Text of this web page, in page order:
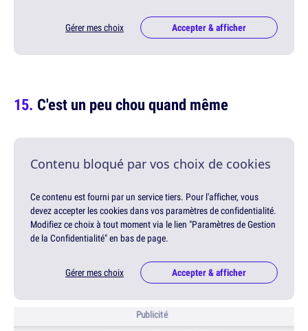
Gérer mes choix Accepter & afficher
C'est un peu chou quand même
Contenu bloqué par vos choix de cookies
Ce contenu est fourni par un service tiers. Pour l'afficher, vous
devez accepter les cookies dans vos paramètres de confidentialité.
Modifiez ce choix à tout moment via le lien "Paramètres de Gestion
de la Confidentialité" en bas de page.
Gérer mes choix Accepter & afficher
Publicité